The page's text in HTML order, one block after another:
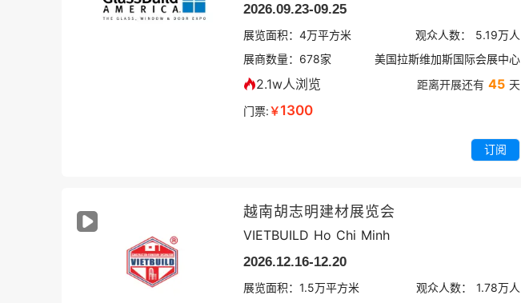
2026.09.23-09.25
展览面积： 4万平方米 观众人数： 5.19万人
展商数量： 678家 美国拉斯维加斯国际会展中心
2.1w人浏览 距离开展还有 45 天
门票:￥1300
订阅
越南胡志明建材展览会
VIETBUILD Ho Chi Minh
2026.12.16-12.20
展览面积： 1.5万平方米 观众人数： 1.78万人